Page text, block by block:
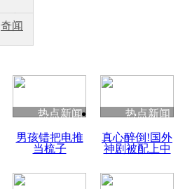
因
度苗族花山节
秀
奇闻
热点新闻
男孩错把电推
当梳子
热点新闻
真心醉倒!国外
神剧被配上中